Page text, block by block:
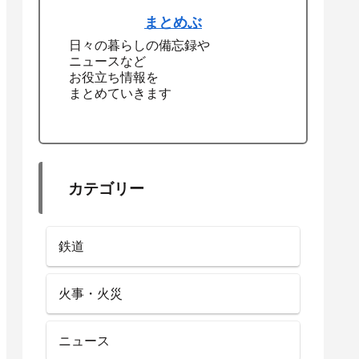
まとめぶ
日々の暮らしの備忘録や
ニュースなど
お役立ち情報を
まとめていきます
カテゴリー
鉄道
火事・火災
ニュース